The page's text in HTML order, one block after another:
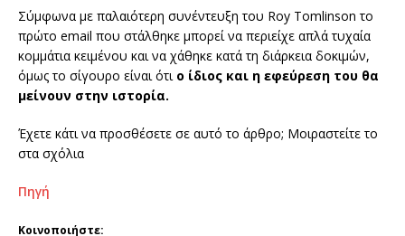
Σύμφωνα με παλαιότερη συνέντευξη του Roy Tomlinson το
πρώτο email που στάλθηκε μπορεί να περιείχε απλά τυχαία
κομμάτια κειμένου και να χάθηκε κατά τη διάρκεια δοκιμών,
όμως το σίγουρο είναι ότι ο ίδιος και η εφεύρεση του θα
μείνουν στην ιστορία.
Έχετε κάτι να προσθέσετε σε αυτό το άρθρο; Μοιραστείτε το
στα σχόλια
Πηγή
Κοινοποιήστε: